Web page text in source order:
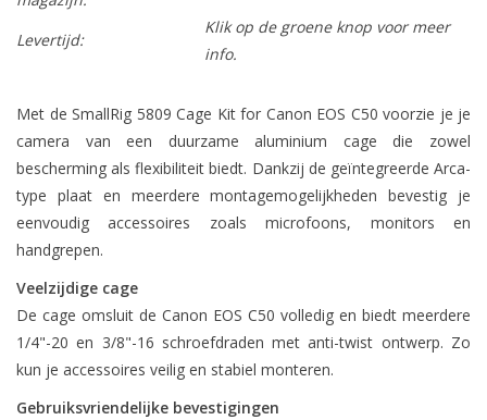
Levertijd:
Klik op de groene knop voor meer
info.
Met de SmallRig 5809 Cage Kit for Canon EOS C50 voorzie je je
camera van een duurzame aluminium cage die zowel
bescherming als flexibiliteit biedt. Dankzij de geïntegreerde Arca-
type plaat en meerdere montagemogelijkheden bevestig je
eenvoudig accessoires zoals microfoons, monitors en
handgrepen.
Veelzijdige cage
De cage omsluit de Canon EOS C50 volledig en biedt meerdere
1/4"-20 en 3/8"-16 schroefdraden met anti-twist ontwerp. Zo
kun je accessoires veilig en stabiel monteren.
Gebruiksvriendelijke bevestigingen